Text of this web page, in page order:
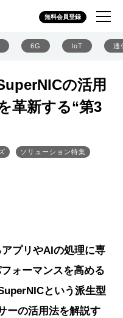
無料会員登録
6G IoT 通
の活用
革新する“第3
ソリューション特集
プリやAIの処理に専
ォーマンスを高める
という派生型
ーの活用法を解説す